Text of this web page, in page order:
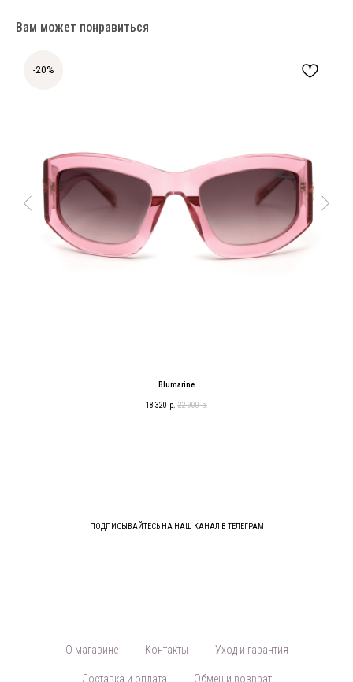
Вам может понравиться
-20%
Blumarine
18 320 р. 22 900 р.
ПОДПИСЫВАЙТЕСЬ НА НАШ КАНАЛ В ТЕЛЕГРАМ
О магазине Контакты Уход и гарантия
Доставка и оплата Обмен и возврат